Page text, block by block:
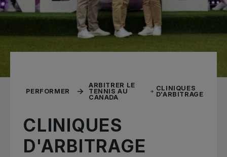
PERFORMER
ARBITRER LE
TENNIS AU
CANADA
CLINIQUES
D'ARBITRAGE
CLINIQUES
D'ARBITRAGE